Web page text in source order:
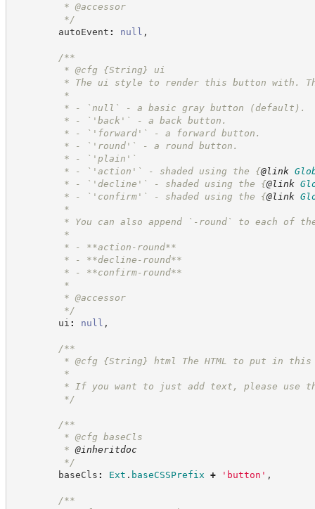
* @accessor
*/
autoEvent : null ,
/**
* @cfg {String}
ui
* The ui style to render this button with.
*
* - `null` - a basic gray button (default).
* - `'back'` - a back button.
* - `'forward'` - a forward button.
* - `'round'` - a round button.
* - `'plain'`
* - `'action'` - shaded using the {@link
* - `'decline'` - shaded using the {@link
* - `'confirm'` - shaded using the {@link
*
* You can also append `-round` to each of the
*
* - **action-round**
* - **decline-round**
* - **confirm-round**
*
* @accessor
*/
ui : null ,
/**
* @cfg {String}
html The HTML to put in
*
* If you want to just add text, please use
*/
/**
* @cfg baseCls
* @inheritdoc
*/
baseCls : Ext . baseCSSPrefix + ' button ' ,
/**